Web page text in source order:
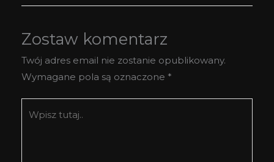
Zostaw komentarz
Twój adres email nie zostanie opublikowany.
Wymagane pola są oznaczone *
tutaj..